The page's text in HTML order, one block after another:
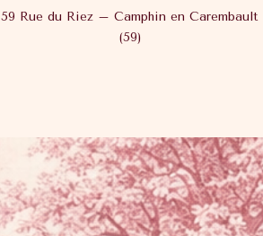
59 Rue du Riez – Camphin en Carembault
(59)